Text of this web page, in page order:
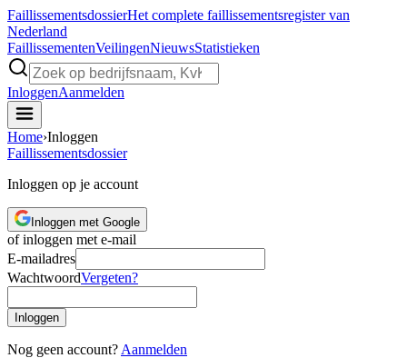
FaillissementsdossierHet complete faillissementsregister van
Nederland
FaillissementenVeilingenNieuwsStatistieken
InloggenAanmelden
Home›Inloggen
Faillissementsdossier
Inloggen op je account
Inloggen met Google
of inloggen met e-mail
E-mailadres
WachtwoordVergeten?
Inloggen
Nog geen account? Aanmelden